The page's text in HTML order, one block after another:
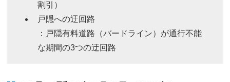
割引）
戸隠への迂回路
：戸隠有料道路（バードライン）が通行不能
な期間の3つの迂回路